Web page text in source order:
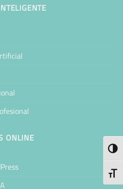
ONLINE